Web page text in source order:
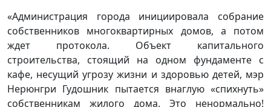
«Администрация города инициировала собрание
собственников многоквартирных домов, а потом
ждет протокола. Объект капитального
строительства, стоящий на одном фундаменте с
кафе, несущий угрозу жизни и здоровью детей, мэр
Нерюнгри Гудошник пытается внаглую «спихнуть»
собственникам жилого дома. Это ненормально!